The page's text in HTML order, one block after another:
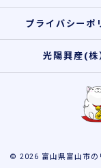
プライバシーポ
光陽興産(株
© 2026 富山県富山市の